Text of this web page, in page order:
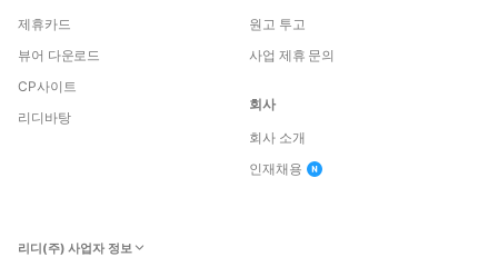
제휴카드
뷰어 다운로드
CP사이트
리디바탕
원고 투고
사업 제휴 문의
회사
회사 소개
인재채용
리디(주) 사업자 정보